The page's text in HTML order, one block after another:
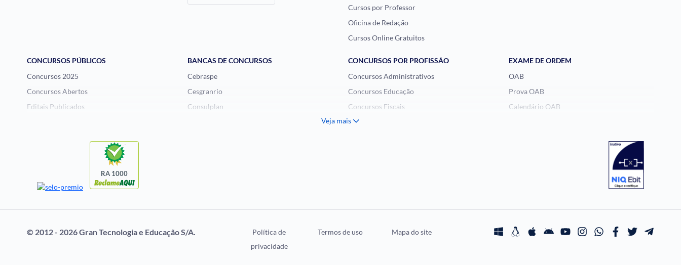
Cursos por Professor
Oficina de Redação
Cursos Online Gratuitos
CONCURSOS PÚBLICOS
Concursos 2025
Concursos Abertos
Editais Publicados
BANCAS DE CONCURSOS
Cebraspe
Cesgranrio
Consulplan
CONCURSOS POR PROFISSÃO
Concursos Administrativos
Concursos Educação
Concursos Fiscais
Concursos Jurídicos
EXAME DE ORDEM
OAB
Prova OAB
Calendário OAB
Veja mais
RA 1000
© 2012 - 2026 Gran Tecnologia e Educação S/A.
Política de
privacidade
Termos de uso Mapa do site